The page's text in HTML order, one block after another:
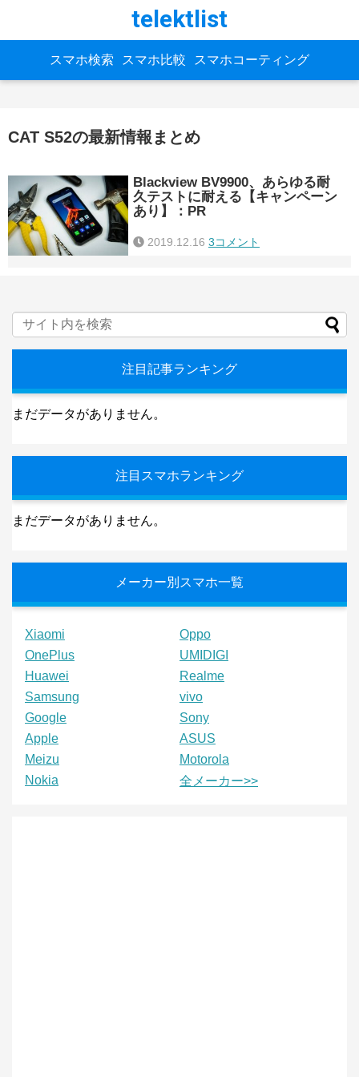
telektlist
スマホ検索 スマホ比較 スマホコーティング
CAT S52の最新情報まとめ
Blackview BV9900、あらゆる耐
久テストに耐える【キャンペーン
あり】：PR
2019.12.16 3コメント
注目記事ランキング
まだデータがありません。
注目スマホランキング
まだデータがありません。
メーカー別スマホ一覧
Xiaomi
Oppo
OnePlus
UMIDIGI
Huawei
Realme
Samsung
vivo
Google
Sony
Apple
ASUS
Meizu
Motorola
Nokia
全メーカー>>